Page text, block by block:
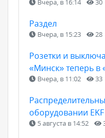
Раздел
Вчера, в 15:23 28
Розетки и
«Минск» теперь
Вчера, в 11:02 33
оборудовании
5 августа в 14:52